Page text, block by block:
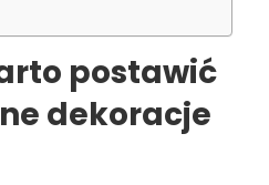
postawić
dekoracje